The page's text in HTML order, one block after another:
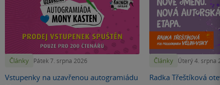
Články Pátek 7. srpna 2026
Vstupenky na uzavřenou autogramiádu
Články Úterý 4. srpna
Radka Třeštíková